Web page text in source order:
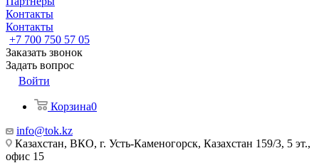
Контакты
Контакты
+7 700 750 57 05
Заказать звонок
Задать вопрос
Войти
Корзина0
info@tok.kz
Казахстан, ВКО, г. Усть-Каменогорск, Казахстан 159/3, 5 эт.,
офис 15